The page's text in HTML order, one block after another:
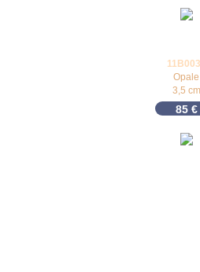
Opale
3,5 cm
85 €